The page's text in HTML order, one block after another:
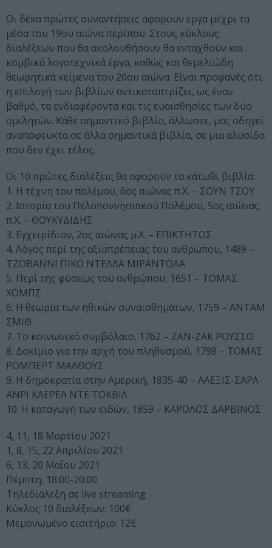
Οι δέκα πρώτες συναντήσεις αφορούν έργα μέχρι τα
μέσα του 19ου αιώνα περίπου. Στους κύκλους
διαλέξεων που θα ακολουθήσουν θα ενταχθούν και
κομβικά λογοτεχνικά έργα, καθώς και θεμελιώδη
θεωρητικά κείμενα του 20ου αιώνα. Είναι προφανές ότι
η επιλογή των βιβλίων αντικατοπτρίζει, ως έναν
βαθμό, τα ενδιαφέροντα και τις ευαισθησίες των δύο
ομιλητών. Κάθε σημαντικό βιβλίο, άλλωστε, μας οδηγεί
αναπόφευκτα σε άλλα σημαντικά βιβλία, σε μια αλυσίδα
που δεν έχει τέλος.
Οι 10 πρώτες διαλέξεις θα αφορούν τα κάτωθι βιβλία:
1. Η τέχνη του πολέµου, 6ος αιώνας π.Χ. – ΣΟΥΝ ΤΣΟΥ
2. Ιστορία του Πελοποννησιακού Πολέµου, 5ος αιώνας
π.Χ. – ΘΟΥΚΥΔΙΔΗΣ
3. Εγχειρίδιον, 2ος αιώνας µ.Χ. – ΕΠΙΚΤΗΤΟΣ
4. Λόγος περί της αξιοπρέπειας του ανθρώπου, 1489 –
ΤΖΟΒΑΝΝΙ ΠΙΚΟ ΝΤΕΛΛΑ ΜΙΡΑΝΤΟΛΑ
5. Περί της φύσεως του ανθρώπου, 1651 – ΤΟΜΑΣ
ΧΟΜΠΣ
6. Η θεωρία των ηθικών συναισθηµάτων, 1759 – ΑΝΤΑΜ
ΣΜΙΘ
7. Το κοινωνικό συµβόλαιο, 1762 – ΖΑΝ-ΖΑΚ ΡΟΥΣΣΟ
8. Δοκίµιο για την αρχή του πληθυσµού, 1798 – ΤΟΜΑΣ
ΡΟΜΠΕΡΤ ΜΑΛΘΟΥΣ
9. Η δηµοκρατία στην Αµερική, 1835-40 – ΑΛΕΞΙΣ-ΣΑΡΛ-
ΑΝΡΙ ΚΛΕΡΕΛ ΝΤΕ ΤΟΚΒΙΛ
10. Η καταγωγή των ειδών, 1859 – ΚΑΡΟΛΟΣ ΔΑΡΒΙΝΟΣ
4, 11, 18 Μαρτίου 2021
1, 8, 15, 22 Απριλίου 2021
6, 13, 20 Μαΐου 2021
Πέμπτη, 18:00-20:00
Τηλεδιάλεξη σε live streaming
Κύκλος 10 διαλέξεων: 100€
Μεμονωμένο εισιτήριο: 12€